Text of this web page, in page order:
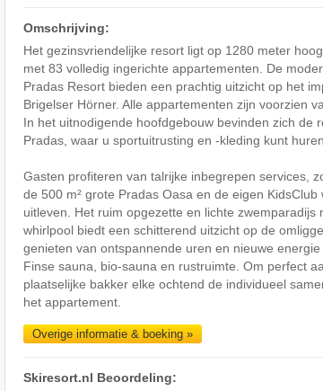
Omschrijving:
Het gezinsvriendelijke resort ligt op 1280 meter
met 83 volledig ingerichte appartementen. De
Pradas Resort bieden een prachtig uitzicht op het
Brigelser Hörner. Alle appartementen zijn voorzien
In het uitnodigende hoofdgebouw bevinden zich de
Pradas, waar u sportuitrusting en -kleding kunt
Gasten profiteren van talrijke inbegrepen services,
de 500 m² grote Pradas Oasa en de eigen
uitleven. Het ruim opgezette en lichte
whirlpool biedt een schitterend uitzicht op de
genieten van ontspannende uren en nieuwe
Finse sauna, bio-sauna en rustruimte. Om perfect
plaatselijke bakker elke ochtend de individueel
het appartement.
Overige informatie & boeking »
Skiresort.nl Beoordeling: